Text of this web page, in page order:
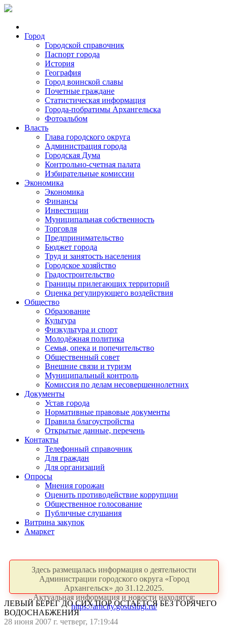
Город
Городской справочник
Паспорт города
История
География
Город воинской славы
Почетные граждане
Статистическая информация
Города-побратимы Архангельска
Фотоальбом
Власть
Глава городского округа
Администрация города
Городская Дума
Контрольно-счетная палата
Избирательные комиссии
Экономика
Экономика
Финансы
Инвестиции
Муниципальная собственность
Торговля
Предпринимательство
Бюджет города
Труд и занятость населения
Городское хозяйство
Градостроительство
Границы прилегающих территорий
Оценка регулирующего воздействия
Общество
Образование
Культура
Физкультура и спорт
Молодёжная политика
Семья, опека и попечительство
Общественный совет
Внешние связи и туризм
Муниципальный контроль
Комиссия по делам несовершеннолетних
Документы
Устав города
Нормативные правовые документы
Правила благоустройства
Открытые данные, перечень
Контакты
Телефонный справочник
Для граждан
Для организаций
Опросы
Мнения горожан
Оценить противодействие коррупции
Общественное голосование
Публичные слушания
Витрина закупок
Амаркет
Здесь размещалась информация о деятельности
Администрации городского округа «Город
Архангельск» до 31.12.2025.
Актуальная информация и новости находятся:
https://arhcity.gosuslugi.ru/
ЛЕВЫЙ БЕРЕГ ДО СИХ ПОР ОСТАЁТСЯ БЕЗ ГОРЯЧЕГО
ВОДОСНАБЖЕНИЯ
28 июня 2007 г. четверг, 17:19:44